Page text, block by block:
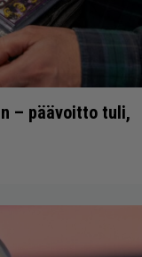
– päävoitto tuli,